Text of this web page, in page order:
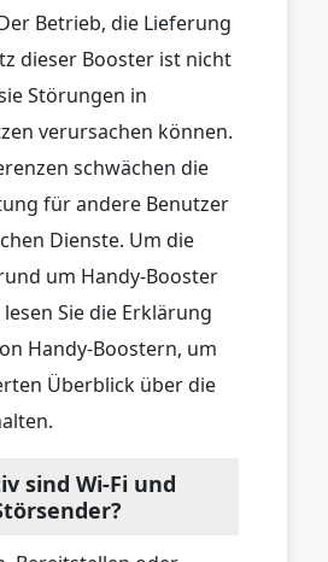
Betrieb, die Lieferung
dieser Booster ist nicht
Störungen in
verursachen können.
schwächen die
für andere Benutzer
Dienste. Um die
um Handy-Booster
Sie die Erklärung
Handy-Boostern, um
Überblick über die
sind Wi-Fi und